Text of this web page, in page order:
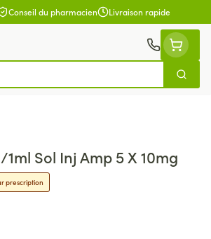
Conseil du pharmacien Livraison rapide
Sol Inj Amp 5 X 10mg
prescription